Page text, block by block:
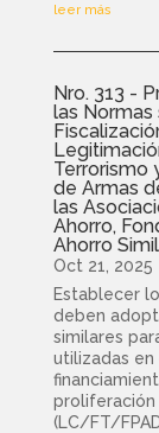
leer más
Nro. 313 -
las Normas
Terrorismo
de Armas
las
Ahorro,
Ahorro
Oct 21, 2025
Establecer
deben
similares
utilizadas
proliferación
(LC/FT/